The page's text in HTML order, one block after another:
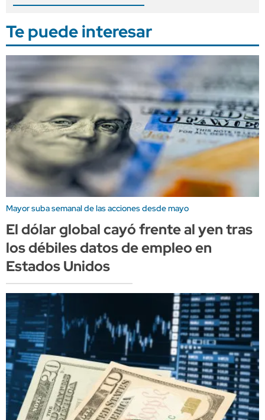
Te puede interesar
Mayor suba semanal de las acciones desde mayo
El dólar global cayó frente al yen tras
los débiles datos de empleo en
Estados Unidos